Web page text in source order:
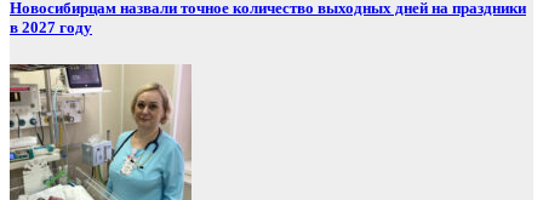
Новосибирцам назвали точное количество выходных дней на праздники
в 2027 году